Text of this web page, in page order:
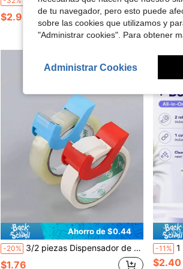
$2.93
Ahorro de $0.44
-20% 3/2 piezas Dispensador de cinta portátil de diseño minimalista, adecuado para oficina y manualidades infantiles, compatible con cinta de hasta 2 cm de ancho, fácil de mover, útiles escolares, útiles escolares, papelería, accesorios de escritorio de oficina
$1.76
-11% 1 Set 2
$2.40
de tu navegador, pero esto puede
sobre las cookies que utilizamos y
"Administrar cookies". Para obtener
Administrar Cookies